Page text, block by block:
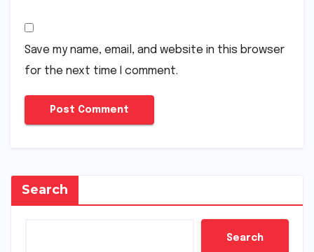
Save my name, email, and website in this browser
for the next time I comment.
Search
Search